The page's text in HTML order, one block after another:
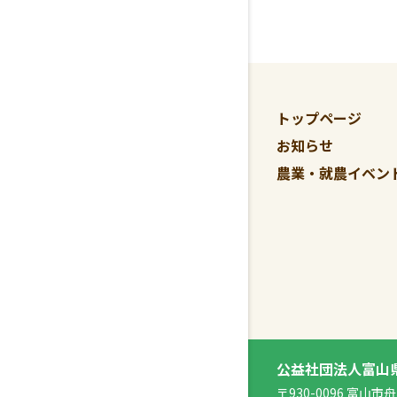
トップページ
お知らせ
農業・就農イベン
公益社団法人富山
〒930-0096 富山市